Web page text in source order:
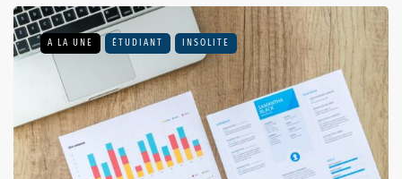
A LA UNE ÉTUDIANT INSOLITE